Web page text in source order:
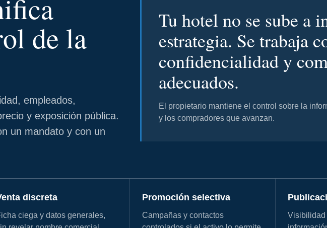
de la
empleados,
y exposición pública.
un mandato y con un
Tu hotel no se sube a
estrategia. Se trabaja
confidencialidad y
adecuados.
El propietario mantiene el control sobre la
y los compradores que avanzan.
discreta
ciega y datos generales,
Promoción selectiva
Campañas y contactos
Visibilidad